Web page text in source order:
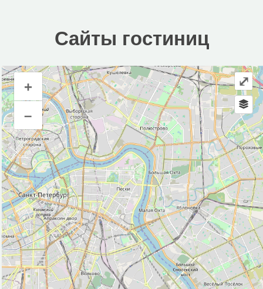
Сайты гостиниц
Сайты гостиниц
Инфраструктура
Автозаправочная станция (7)
Автомобильная зарядная станция (5)
Автомойка (11)
Автопарковка (485)
Автопрокат (3)
Аптека (67)
Банк (21)
Банкомат (68)
Бар (5)
Библиотека (7)
Больница (10)
Ветеринар (8)
(1)
+
–
⤢